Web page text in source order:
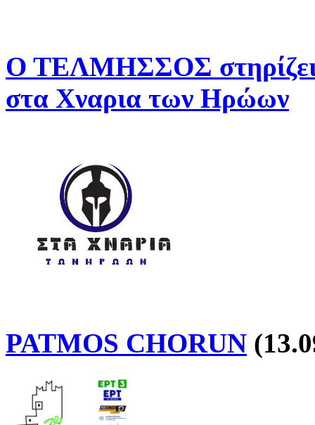
Ο ΤΕΛΜΗΣΣΟΣ στηρίζει
στα Χναρια των Ηρώων
PATMOS CHORUN